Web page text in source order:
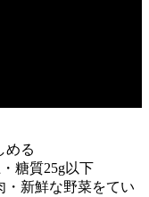
める
糖質25g以下
・新鮮な野菜をてい